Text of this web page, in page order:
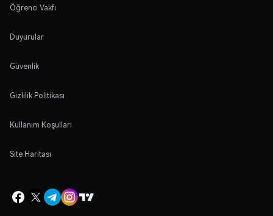
Öğrenci Vakfı
Duyurular
Güvenlik
Gizlilik Politikası
Kullanım Koşulları
Site Haritası